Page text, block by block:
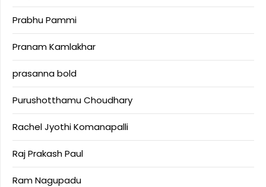
Prabhu Pammi
Pranam Kamlakhar
prasanna bold
Purushotthamu Choudhary
Rachel Jyothi Komanapalli
Raj Prakash Paul
Ram Nagupadu